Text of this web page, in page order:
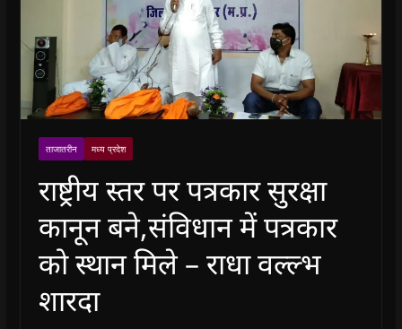
ताजातरीन मध्य प्रदेश
राष्ट्रीय स्तर पर पत्रकार सुरक्षा
कानून बने,संविधान में पत्रकार
को स्थान मिले – राधा वल्ल्भ
शारदा